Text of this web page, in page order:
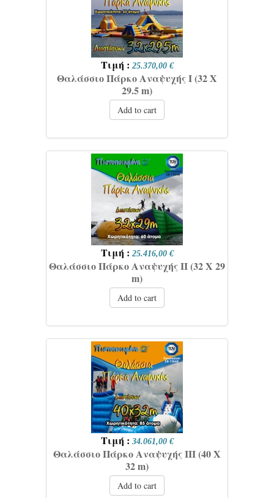
Τιμή : 25.370,00 €
Θαλάσσιο Πάρκο Αναψυχής Ι (32 Χ
29.5 m)
Add to cart
Τιμή : 25.416,00 €
Θαλάσσιο Πάρκο Αναψυχής IΙ (32 Χ 29
m)
Add to cart
Τιμή : 34.061,00 €
Θαλάσσιο Πάρκο Αναψυχής IIΙ (40 Χ
32 m)
Add to cart